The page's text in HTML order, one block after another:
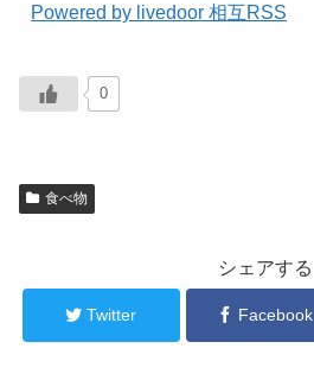
Powered by livedoor 相互RSS
0
食べ物
シェアする
Twitter Facebook